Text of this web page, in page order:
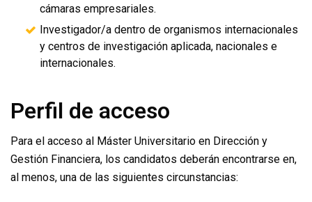
cámaras empresariales.
Investigador/a dentro de organismos internacionales
y centros de investigación aplicada, nacionales e
internacionales.
Perfil de acceso
Para el acceso al Máster Universitario en Dirección y
Gestión Financiera, los candidatos deberán encontrarse en,
al menos, una de las siguientes circunstancias: